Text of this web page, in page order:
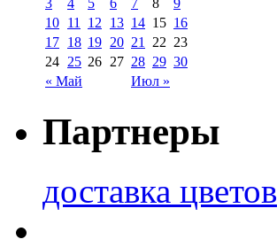
« Май Июл »
3
4 5 6 7 8
9
10 11 12 13 14 15 16
17 18 19 20 21 22 23
24 25 26 27 28 29 30
Партнеры
доставка цветов